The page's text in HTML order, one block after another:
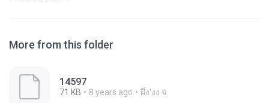
More from this folder
14597
71 KB 8 years ago ผึ้ง'งง จ.